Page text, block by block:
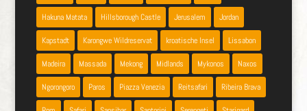
Hakuna Matata Hillsborough Castle Jerusalem Jordan
Kapstadt Karongwe Wildreservat kroatische Insel Lissabon
Madeira Massada Mekong Midlands Mykonos Naxos
Ngorongoro Paros Piazza Venezia Reitsafari Ribeira Brava